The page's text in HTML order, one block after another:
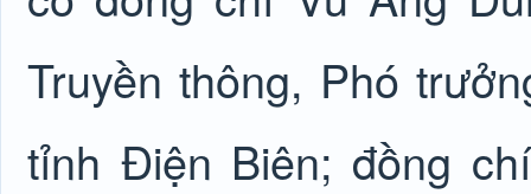
Truyền thông, Phó
tỉnh Điện Biên; đồng